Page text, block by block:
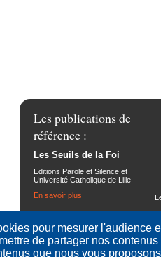
Les publications de
référence :
Les Seuils de la Foi
Editions Parole et Silence et
Université Catholique de Lille
En savoir plus
pour mesurer l'audience
de partager nos
que nous vous